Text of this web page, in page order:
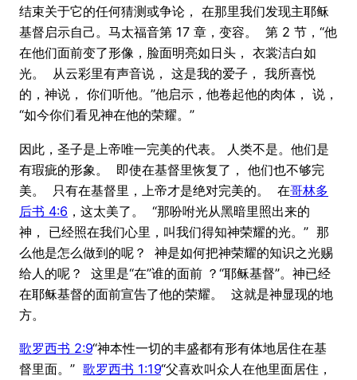
结束关于它的任何猜测或争论， 在那里我们发现主耶稣
基督启示自己。马太福音第 17 章，变容。 第 2 节，“他
在他们面前变了形像，脸面明亮如日头， 衣裳洁白如
光。 从云彩里有声音说， 这是我的爱子， 我所喜悦
的，神说， 你们听他。”他启示，他卷起他的肉体， 说，
“如今你们看见神在他的荣耀。”
因此，圣子是上帝唯一完美的代表。 人类不是。他们是
有瑕疵的形象。 即使在基督里恢复了， 他们也不够完
美。 只有在基督里，上帝才是绝对完美的。 在哥林多
后书 4:6 ，这太美了。 “那吩咐光从黑暗里照出来的
神， 已经照在我们心里，叫我们得知神荣耀的光。” 那
么他是怎么做到的呢？ 神是如何把神荣耀的知识之光赐
给人的呢？ 这里是“在”谁的面前 ？“耶稣基督”。神已经
在耶稣基督的面前宣告了他的荣耀。 这就是神显现的地
方。
歌罗西书 2:9“神本性一切的丰盛都有形有体地居住在基
督里面。” 歌罗西书 1:19“父喜欢叫众人在他里面居住，